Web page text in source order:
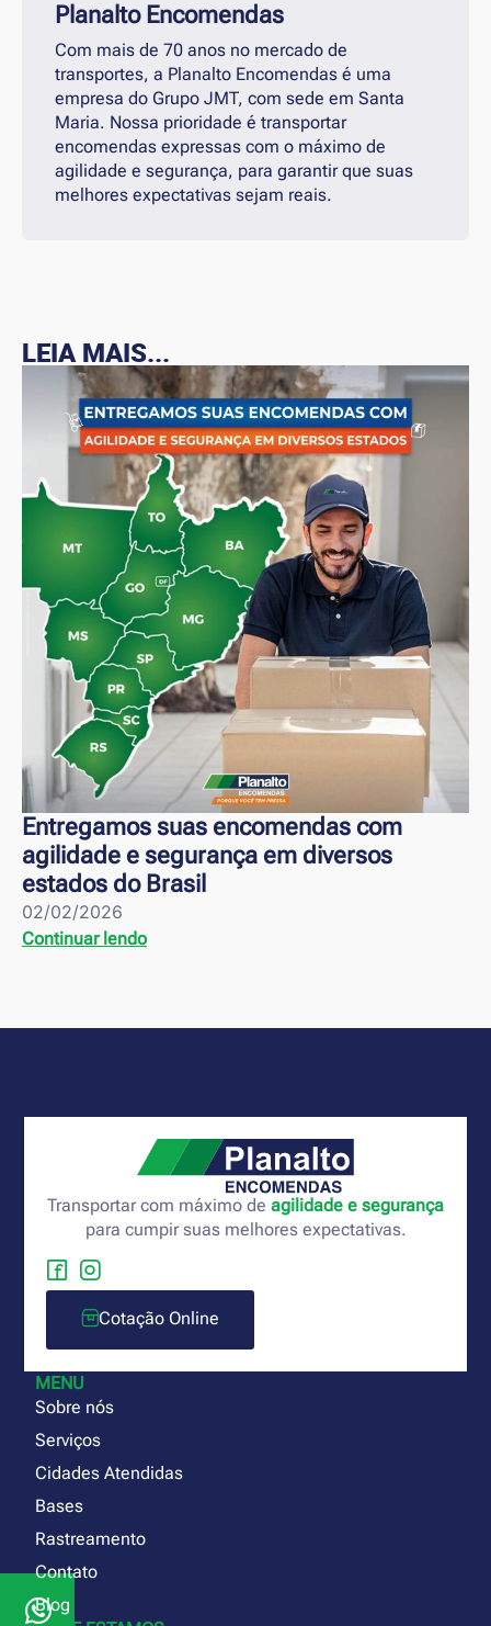
Planalto Encomendas
Com mais de 70 anos no mercado de
transportes, a Planalto Encomendas é uma
empresa do Grupo JMT, com sede em Santa
Maria. Nossa prioridade é transportar
encomendas expressas com o máximo de
agilidade e segurança, para garantir que suas
melhores expectativas sejam reais.
LEIA MAIS...
Entregamos suas encomendas com
agilidade e segurança em diversos
estados do Brasil
02/02/2026
Continuar lendo
Transportar com máximo de agilidade e segurança
para cumpir suas melhores expectativas.
Cotação Online
MENU
Sobre nós
Serviços
Cidades Atendidas
Bases
Rastreamento
Contato
Blog